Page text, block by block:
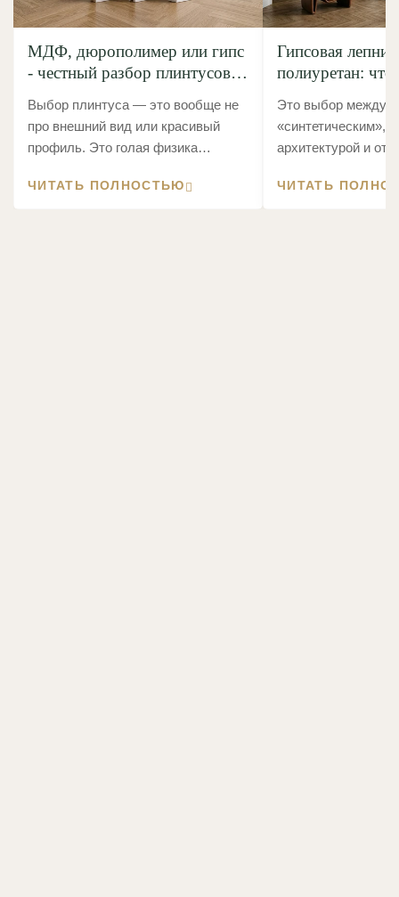
МДФ, дюрополимер или гипс
- честный разбор плинтусов
Выбор плинтуса — это вообще не
про внешний вид или красивый
профиль. Это голая физика
ЧИТАТЬ ПОЛНОСТЬЮ
Гипсовая
полиуретан:
Это выбор между
«синтетическим»,
архитектурой и
декором через два
ЧИТАТЬ